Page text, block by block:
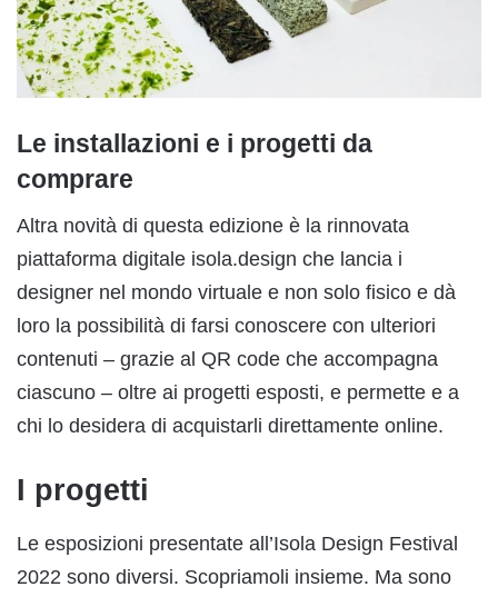
Le installazioni e i progetti da
comprare
Altra novità di questa edizione è la rinnovata
piattaforma digitale isola.design che lancia i
designer nel mondo virtuale e non solo fisico e dà
loro la possibilità di farsi conoscere con ulteriori
contenuti – grazie al QR code che accompagna
ciascuno – oltre ai progetti esposti, e permette e a
chi lo desidera di acquistarli direttamente online.
I progetti
Le esposizioni presentate all’Isola Design Festival
2022 sono diversi. Scopriamoli insieme. Ma sono